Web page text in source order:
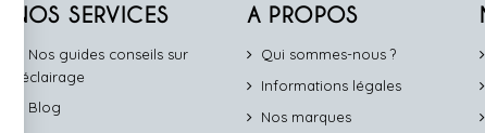
NOS SERVICES
Nos guides conseils sur
l'éclairage
Blog
A PROPOS
Qui sommes-nous ?
Informations légales
Nos marques